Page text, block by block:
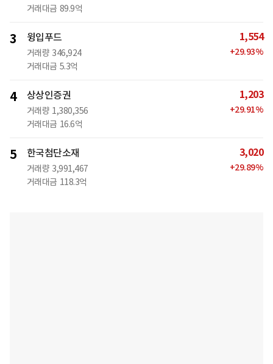
거래대금 89.9억
3 윙입푸드
거래량 346,924
거래대금 5.3억
1,554
+29.93%
4 상상인증권
거래량 1,380,356
거래대금 16.6억
1,203
+29.91%
5 한국첨단소재
거래량 3,991,467
거래대금 118.3억
3,020
+29.89%